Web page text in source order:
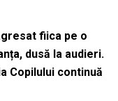
fiica pe o
dusă la audieri.
Copilului continuă